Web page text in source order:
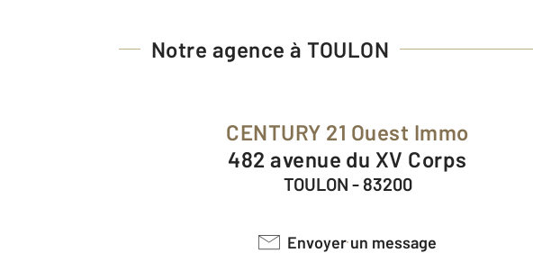
Notre agence à TOULON
CENTURY 21 Ouest Immo
482 avenue du XV Corps
TOULON - 83200
Envoyer un message